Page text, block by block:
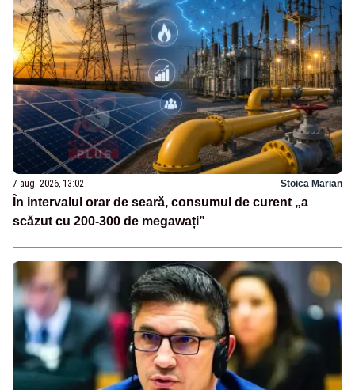
7 aug. 2026, 13:02 Stoica Marian
În intervalul orar de seară, consumul de curent „a
scăzut cu 200-300 de megawați”